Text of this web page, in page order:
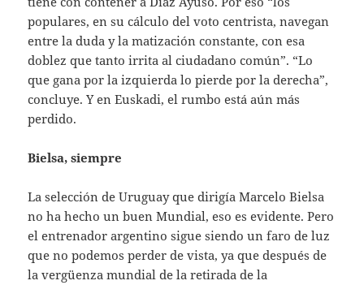
populares, en su cálculo del voto centrista, navegan
entre la duda y la matización constante, con esa
doblez que tanto irrita al ciudadano común”. “Lo
que gana por la izquierda lo pierde por la derecha”,
concluye. Y en Euskadi, el rumbo está aún más
perdido.
Bielsa, siempre
La selección de Uruguay que dirigía Marcelo Bielsa
no ha hecho un buen Mundial, eso es evidente. Pero
el entrenador argentino sigue siendo un faro de luz
que no podemos perder de vista, ya que después de
la vergüenza mundial de la retirada de la